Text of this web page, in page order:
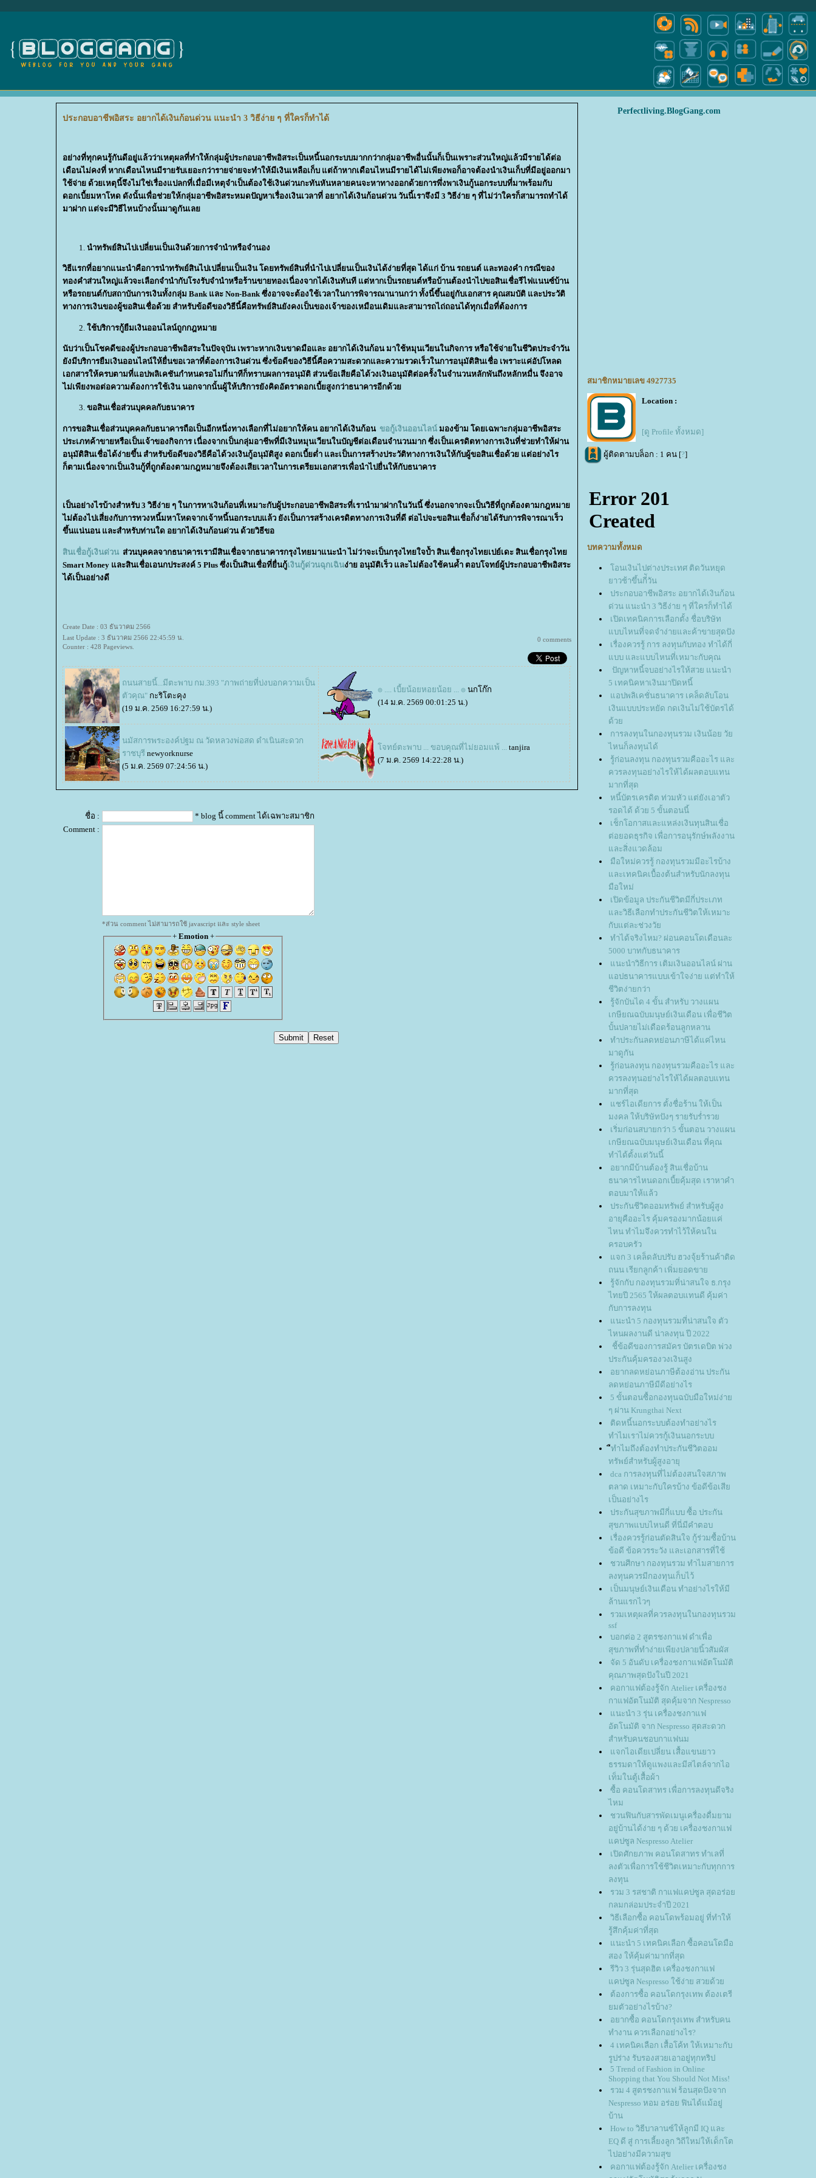
ประกอบอาชีพอิสระ อยากได้เงินก้อนด่วน แนะนำ 3 วิธีง่าย ๆ ที่ใครก็ทำได้
อย่างที่ทุกคนรู้กันดีอยู่แล้วว่าเหตุผลที่ทำให้กลุ่มผู้ประกอบอาชีพอิสระเป็นหนี้นอกระบบมากกว่ากลุ่มอาชีพอื่นนั้นก็เป็นเพราะส่วนใหญ่แล้วมีรายได้ต่อ
เดือนไม่คงที่ หากเดือนไหนมีรายรับเยอะกว่ารายจ่ายจะทำให้มีเงินเหลือเก็บ แต่ถ้าหากเดือนไหนมีรายได้ไม่เพียงพอก็อาจต้องนำเงินเก็บที่มีอยู่ออกมา
ช้จ่าย ด้วยเหตุนี้จึงไม่ใช่เรื่องแปลกที่เมื่อมีเหตุจำเป็นต้องใช้เงินด่วนกะทันหันหลายคนจะหาทางออกด้วยการพึ่งพาเงินกู้นอกระบบที่มาพร้อมกับ
ดอกเบี้ยมหาโหด ดังนั้นเพื่อช่วยให้กลุ่มอาชีพอิสระหมดปัญหาเรื่องเงินเวลาที่ อยากได้เงินก้อนด่วน วันนี้เราจึงมี 3 วิธีง่าย ๆ ที่ไม่ว่าใครก็สามารถทำได้
มาฝาก แต่จะมีวิธีไหนบ้างนั้นมาดูกันเล
นำทรัพย์สินไปเปลี่ยนเป็นเงินด้วยการจำนำหรือจำนอง
วิธีแรกที่อยากแนะนำคือการนำทรัพย์สินไปเปลี่ยนเป็นเงิน โดยทรัพย์สินที่นำไปเปลี่ยนเป็นเงินได้ง่ายที่สุด ได้แก่ บ้าน รถยนต์ และทองคำ กรณีของ
ทองคำส่วนใหญ่แล้วจะเลือกจำนำกับโรงรับจำนำหรือร้านขายทองเนื่องจากได้เงินทันที แต่หากเป็นรถยนต์หรือบ้านต้องนำไปขอสินเชื่อรีไฟแนนซ์บ้าน
หรือรถยนต์กับสถาบันการเงินทั้งกลุ่ม Bank และ Non-Bank ซึ่งอาจจะต้องใช้เวลาในการพิจารณานานกว่า ทั้งนี้ขึ้นอยู่กับเอกสาร คุณสมบัติ และประวัติ
ทางการเงินของผู้ขอสินเชื่อด้วย สำหรับข้อดีของวิธีนี้คือทรัพย์สินยังคงเป็นของเจ้าของเหมือนเดิมและสามารถไถ่ถอนได้ทุกเมื่อที่ต้องการ
ช้บริการกู้ยืมเงินออนไลน์ถูกกฎหมา
นับว่าเป็นโชคดีของผู้ประกอบอาชีพอิสระในปัจจุบัน เพราะหากเงินขาดมือและ อยากได้เงินก้อน มาใช้หมุนเวียนในกิจการ หรือใช้จ่ายในชีวิตประจำวัน
ังมีบริการยืมเงินออนไลน์ให้ยื่นขอเวลาที่ต้องการเงินด่วน ซึ่งข้อดีของวิธีนี้คือความสะดวกและความรวดเร็วในการอนุมัติสินเชื่อ เพราะแค่อัปโหลด
เอกสารให้ครบตามที่แอปพลิเคชันกำหนดรอไม่กี่นาทีก็ทราบผลการอนุมัติ ส่วนข้อเสียคือได้วงเงินอนุมัติต่อครั้งในจำนวนหลักพันถึงหลักหมื่น จึงอาจ
ไม่เพียงพอต่อความต้องการใช้เงิน นอกจากนั้นผู้ให้บริการยังคิดอัตราดอกเบี้ยสูงกว่าธนาคารอีกด้ว
ขอสินเชื่อส่วนบุคคลกับธนาคาร
การขอสินเชื่อส่วนบุคคลกับธนาคารถือเป็นอีกหนึ่งทางเลือกที่ไม่อยากให้คน อยากได้เงินก้อน ขอกู้เงินออนไลน์ มองข้าม โดยเฉพาะกลุ่มอาชีพอิสระ
ประเภทค้าขายหรือเป็นเจ้าของกิจการ เนื่องจากเป็นกลุ่มอาชีพที่มีเงินหมุนเวียนในบัญชีต่อเดือนจำนวนมาก ซึ่งเป็นเครดิตทางการเงินที่ช่วยทำให้ผ่าน
อนุมัติสินเชื่อได้ง่ายขึ้น สำหรับข้อดีของวิธีคือได้วงเงินกู้อนุมัติสูง ดอกเบี้ยต่ำ และเป็นการสร้างประวัติทางการเงินให้กับผู้ขอสินเชื่อด้วย แต่อย่างไร
ก็ตามเนื่องจากเป็นเงินกู้ที่ถูกต้องตามกฎหมายจึงต้องเสียเวลาในการเตรียมเอกสารเพื่อนำไปยื่นให้กับธนาคาร
เป็นอย่างไรบ้างสำหรับ 3 วิธีง่าย ๆ ในการหาเงินก้อนที่เหมาะกับผู้ประกอบอาชีพอิสระที่เรานำมาฝากในวันนี้ ซึ่งนอกจากจะเป็นวิธีที่ถูกต้องตามกฎหมา
ไม่ต้องไปเสี่ยงกับการทวงหนี้มหาโหดจากเจ้าหนี้นอกระบบแล้ว ยังเป็นการสร้างเครดิตทางการเงินที่ดี ต่อไปจะขอสินเชื่อก็ง่ายได้รับการพิจารณาเร็ว
ขึ้นแน่นอน และสำหรับท่านใด อยากได้เงินก้อนด่วน ด้วยวิธีขอ
สินเชื่อกู้เงินด่วน ส่วนบุคคลจากธนาคารเรามีสินเชื่อจากธนาคารกรุงไทยมาแนะนำ ไม่ว่าจะเป็นกรุงไทยใจป้ำ สินเชื่อกรุงไทยเปย์เดะ สินเชื่อกรุงไท
Smart Money และสินเชื่อเอนกประสงค์ 5 Plus ซึ่งเป็นสินเชื่อที่ยื่นกู้เงินกู้ด่วนฉุกเฉินง่าย อนุมัติเร็ว และไม่ต้องใช้คนค้ำ ตอบโจทย์ผู้ประกอบอาชีพอิสระ
ได้เป็นอย่างดี
Create Date : 03 ธันวาคม 2566
Last Update : 3 ธันวาคม 2566 22:45:59 น.
Counter : 428 Pageviews.
0 comments
ถนนสายนี้...มีตะพาบ กม.393 "ภาพถ่ายที่บ่งบอกความเป็น
ตัวคุณ" กะริโตะคุง
(19 ม.ค. 2569 16:27:59 น.)
๏ .... เบี้ยน้อยหอยน้อย ... ๏ นกโก๊ก
(14 ม.ค. 2569 00:01:25 น.)
นมัสการพระองค์ปฐม ณ วัดหลวงพ่อสด ดำเนินสะดวก
ราชบุรี newyorknurse
(5 ม.ค. 2569 07:24:56 น.)
จทย์ตะพาบ ... ขอบคุณที่ไม่ยอมแพ้ ... tanjira
(7 ม.ค. 2569 14:22:28 น.)
ชื่อ :
* blog นี้ comment ได้เฉพาะสมาชิก
Comment :
*ส่วน comment ไม่สามารถใช้ javascript และ style sheet
+ Emotion+
Perfectliving.BlogGang.com
สมาชิกหมายเลข 4927735
Location :
[ดู Profile ทั้งหมด]
ผู้ติดตามบล็อก : 1 คน [?]
บทความทั้งหมด
อนเงินไปต่างประเทศ ติดวันหยุด
าวช้าขึ้นกี่ัวัน
ประกอบอาชีพอิสระ อยากได้เงินก้อน
ด่วน แนะนำ 3 วิธีง่าย ๆ ที่ใครก็ทำได้
เปิดเทคนิคการเลือกตั้ง ชื่อบริษัท
บบไหนที่จดจำง่ายและค้าขายสุดปัง
เรื่องควรรู้ การ ลงทุนกับทอง ทำได้กี่
บบ และแบบไหนที่เหมาะกับคุณ
ปัญหาหนี้จบอย่างไรให้สวย แนะนำ
5 เทคนิคหาเงินมาปิดหนี้
อปพลิเคชั่นธนาคาร เคล็ดลับโอน
เงินแบบประหยัด กดเงินไม่ใช้บัตรได้
ด้ว
การลงทุนในกองทุนรวม เงินน้อย วั
ไหนก็ลงทุนได้
รู้ก่อนลงทุน กองทุนรวมคืออะไร และ
ควรลงทุนอย่างไรให้ได้ผลตอบแทน
มากที่สุด
หนี้บัตรเครดิต ท่วมหัว แต่ยังเอาตัว
รอดได้ ด้วย 5 ขั้นตอนนี้
เช็กโอกาสและแหล่งเงินทุนสินเชื่อ
ต่อยอดธุรกิจ เพื่อการอนุรักษ์พลังงาน
ละสิ่งแวดล้อม
มือใหม่ควรรู้ กองทุนรวมมีอะไรบ้าง
ละเทคนิคเบื้องต้นสำหรับนักลงทุน
มือใหม่
เปิดข้อมูล ประกันชีวิตมีกี่ประเภท
ละวิธีเลือกทำประกันชีวิตให้เหมาะ
กับแต่ละช่วงวั
ทำได้จริงไหม? ผ่อนคอนโดเดือนละ
5000 บาทกับธนาคาร
นะนำวิธีการ เติมเงินออนไลน์ ผ่าน
อปธนาคารแบบเข้าใจง่าย แต่ทำให้
ชีวิตง่ายกว่า
รู้จักบันได 4 ขั้น สำหรับ วางแผน
เกษียณฉบับมนุษย์เงินเดือน เพื่อชีวิต
บั้นปลายไม่เดือดร้อนลูกหลาน
ทำประกันลดหย่อนภาษีได้แค่ไหน
มาดูกัน
รู้ก่อนลงทุน กองทุนรวมคืออะไร และ
ควรลงทุนอย่างไรให้ได้ผลตอบแทน
มากที่สุด
ชร์ไอเดียการ ตั้งชื่อร้าน ให้เป็น
มงคล ให้บริษัทปังๆ รายรับร่ำรว
เริ่มก่อนสบายกว่า 5 ขั้นตอน วางแผน
เกษียณฉบับมนุษย์เงินเดือน ที่คุณ
ทำได้ตั้งแต่วันนี้
อยากมีบ้านต้องรู้ สินเชื่อบ้าน
ธนาคารไหนดอกเบี้ยคุ้มสุด เราหาคำ
ตอบมาให้แล้ว
ประกันชีวิตออมทรัพย์ สำหรับผู้สูง
อายุคืออะไร คุ้มครองมากน้อยแค่
ไหน ทำไมจึงควรทำไว้ให้คนใน
ครอบครัว
จก 3 เคล็ดลับปรับ ฮวงจุ้ยร้านค้าติด
ถนน เรียกลูกค้า เพิ่มยอดขา
รู้จักกับ กองทุนรวมที่น่าสนใจ ธ.กรุง
ไทยปี 2565 ให้ผลตอบแทนดี คุ้มค่า
กับการลงทุน
นะนำ 5 กองทุนรวมที่น่าสนใจ ตัว
ไหนผลงานดี น่าลงทุน ปี 2022
ชี้ข้อดีของการสมัคร บัตรเดบิต พ่วง
ประกันคุ้มครองวงเงินสูง
อยากลดหย่อนภาษีต้องอ่าน ประกัน
ลดหย่อนภาษีมีดีอย่างไร
5 ขั้นตอนซื้อกองทุนฉบับมือใหม่ง่า
ๆ ผ่าน Krungthai Next
ติดหนี้นอกระบบต้องทำอย่างไร
ทำไมเราไม่ควรกู้เงินนอกระบบ
ืทำไมถึงต้องทำประกันชีวิตออม
ทรัพย์สำหรับผู้สูงอายุ
dca การลงทุนที่ไม่ต้องสนใจสภาพ
ตลาด เหมาะกับใครบ้าง ข้อดีข้อเสี
เป็นอย่างไร
ประกันสุขภาพมีกี่แบบ ซื้อ ประกัน
สุขภาพแบบไหนดี ที่นี่มีคำตอบ
เรื่องควรรู้ก่อนตัดสินใจ กู้ร่วมซื้อบ้าน
ข้อดี ข้อควรระวัง และเอกสารที่ใช้
ชวนศีกษา กองทุนรวม ทำไมสายการ
ลงทุนควรมีกองทุนเก็บไว้
เป็นมนุษย์เงินเดือน ทำอย่างไรให้มี
ล้านแรกไวๆ
รวมเหตุผลที่ควรลงทุนในกองทุนรวม
ssf
บอกต่อ 2 สูตรชงกาแฟ ดำเพื่อ
สุขภาพที่ทำง่ายเพียงปลายนิ้วสัมผัส
จัด 5 อันดับ เครื่องชงกาแฟอัตโนมัติ
คุณภาพสุดปังในปี 2021
คอกาแฟต้องรู้จัก Atelier เครื่องชง
กาแฟอัตโนมัติ สุดคุ้มจาก Nespresso
นะนำ 3 รุ่น เครื่องชงกาแฟ
อัตโนมัติ จาก Nespresso สุดสะดวก
สำหรับคนชอบกาแฟนม
จกไอเดียเปลี่ยน เสื้อแขนยาว
ธรรมดาให้ดูแพงและมีสไตล์จากไอ
เท็มในตู้เสื้อผ้า
ซื้อ คอนโดสาทร เพื่อการลงทุนดีจริง
ไหม
ชวนฟินกับสารพัดเมนูเครื่องดื่มยาม
อยู่บ้านได้ง่าย ๆ ด้วย เครื่องชงกาแฟ
คปซูล Nespresso Atelier
เปิดศักยภาพ คอนโดสาทร ทำเลที่
ลงตัวเพื่อการใช้ชีวิตเหมาะกับทุกการ
ลงทุน
รวม 3 รสชาติ กาแฟแคปซูล สุดอร่อ
กลมกล่อมประจำปี 2021
วิธีเลือกซื้อ คอนโดพร้อมอยู่ ที่ทำให้
รู้สึกคุ้มค่าที่สุด
นะนำ 5 เทคนิคเลือก ซื้อคอนโดมือ
สอง ให้คุ้มค่ามากที่สุด
รีวิว 3 รุ่นสุดฮิต เครื่องชงกาแฟ
คปซูล Nespresso ใช้ง่าย สวยด้ว
ต้องการซื้อ คอนโดกรุงเทพ ต้องเตรี
มตัวอย่างไรบ้าง?
อยากซื้อ คอนโดกรุงเทพ สำหรับคน
ทำงาน ควรเลือกอย่างไร?
4 เทคนิคเลือก เสื้อโค้ท ให้เหมาะกับ
รูปร่าง รับรองสวยเอาอยู่ทุกทริป
5 Trend of Fashion in Online
Shopping that You Should Not Miss!
รวม 4 สูตรชงกาแฟ ร้อนสุดปังจาก
Nespresso หอม อร่อย ฟินได้แม้อยู่
บ้าน
How to วิธีบาลานซ์ให้ลูกมี IQ และ
EQ ดี สู่ การเลี้ยงลูก วิถีใหม่ให้เด็กโต
ไปอย่างมีความสุข
คอกาแฟต้องรู้จัก Atelier เครื่องชง